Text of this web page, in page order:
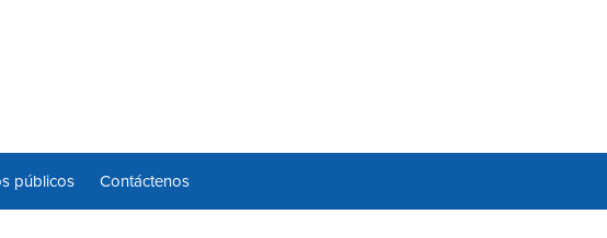
públicos Contáctenos